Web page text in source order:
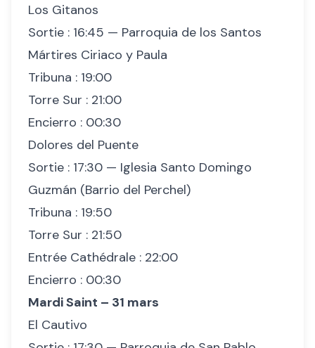
Los Gitanos
Sortie : 16:45 — Parroquia de los Santos
Mártires Ciriaco y Paula
Tribuna : 19:00
Torre Sur : 21:00
Encierro : 00:30
Dolores del Puente
Sortie : 17:30 — Iglesia Santo Domingo
Guzmán (Barrio del Perchel)
Tribuna : 19:50
Torre Sur : 21:50
Entrée Cathédrale : 22:00
Encierro : 00:30
Mardi Saint – 31 mars
El Cautivo